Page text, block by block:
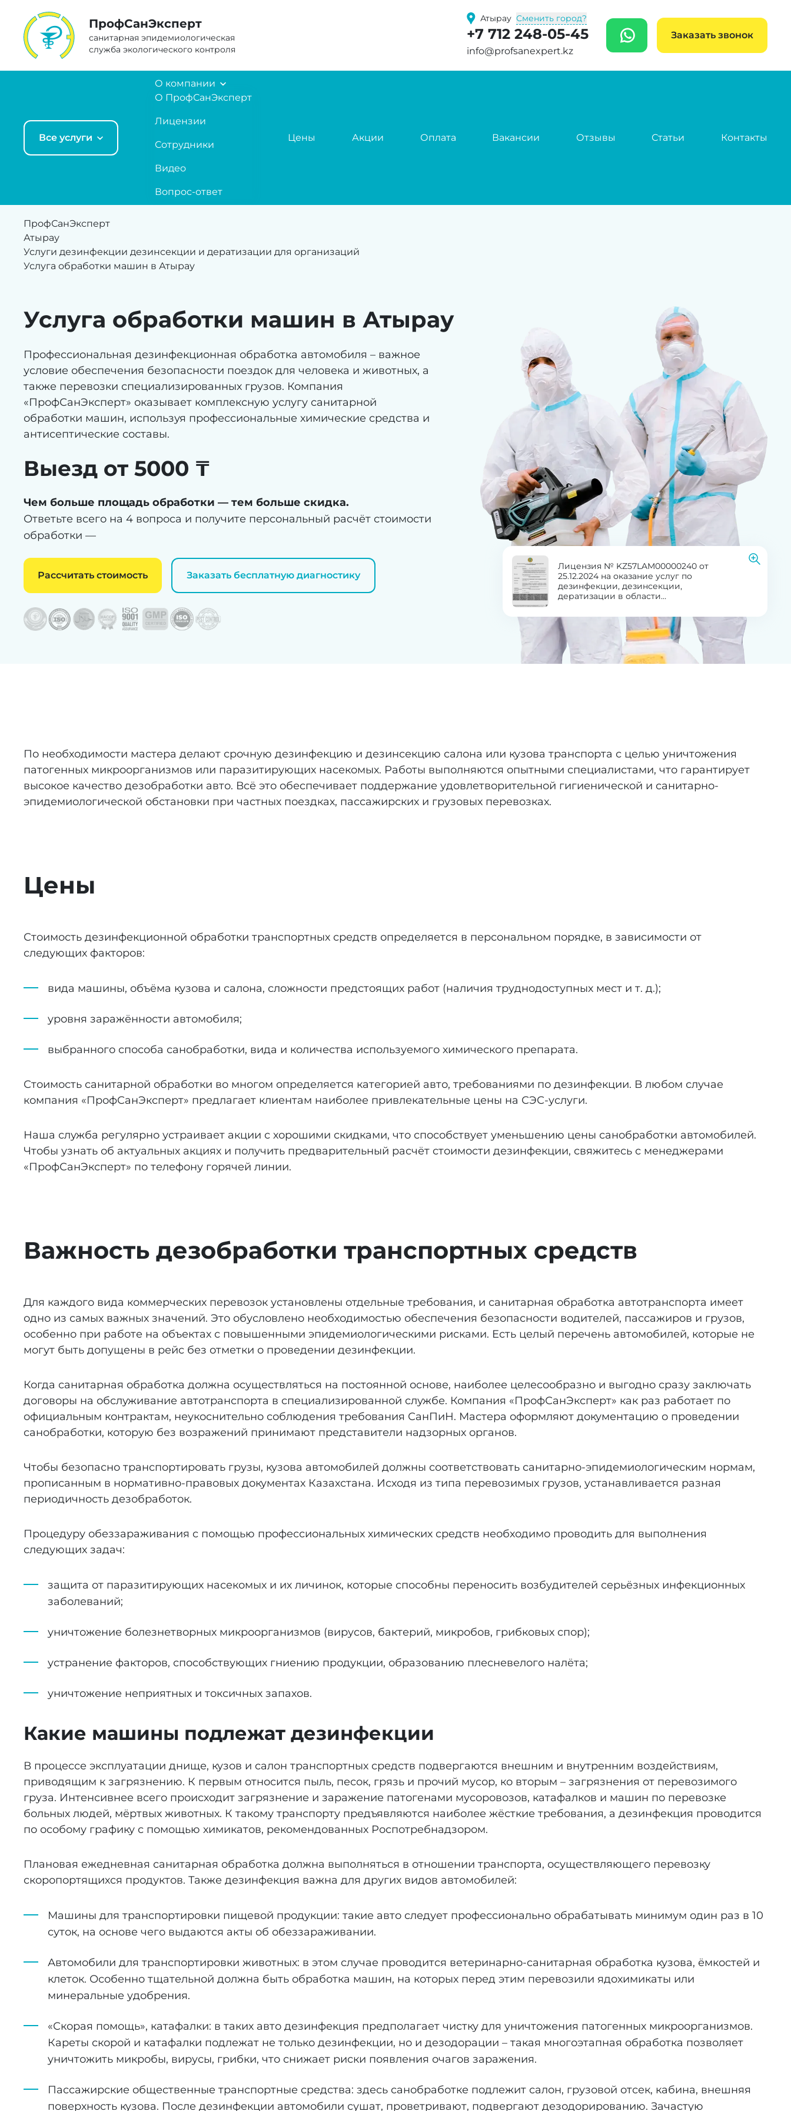
ПрофCанЭксперт
санитарная эпидемиологическая
служба экологического контроля
Атырау Сменить город?
+7 712 248-05-45
info@profsanexpert.kz
WhatsAppЗаказать звонок
Все услуги
О компании
О ПрофСанЭксперт
Лицензии
Сотрудники
Видео
Вопрос-ответ
Цены Акции Оплата Вакансии Отзывы Статьи Контакты
ПрофСанЭксперт
Атырау
Услуги дезинфекции дезинсекции и дератизации для организаций
Услуга обработки машин в Атырау
Услуга обработки машин в Атырау
Профессиональная дезинфекционная обработка автомобиля – важное
условие обеспечения безопасности поездок для человека и животных, а
также перевозки специализированных грузов. Компания
«ПрофСанЭксперт» оказывает комплексную услугу санитарной
обработки машин, используя профессиональные химические средства и
антисептические составы.
Выезд от 5000 ₸
Чем больше площадь обработки — тем больше скидка.
Ответьте всего на 4 вопроса и получите персональный расчёт стоимости
обработки —
Рассчитать стоимость Заказать бесплатную диагностику
Лицензия № KZ57LAM00000240 от
25.12.2024 на оказание услуг по
дезинфекции, дезинсекции,
дератизации в области
По необходимости мастера делают срочную дезинфекцию и дезинсекцию салона или кузова транспорта с целью уничтожения
патогенных микроорганизмов или паразитирующих насекомых. Работы выполняются опытными специалистами, что гарантирует
высокое качество дезобработки авто. Всё это обеспечивает поддержание удовлетворительной гигиенической и санитарно-
эпидемиологической обстановки при частных поездках, пассажирских и грузовых перевозках.
Цены
Стоимость дезинфекционной обработки транспортных средств определяется в персональном порядке, в зависимости от
следующих факторов:
вида машины, объёма кузова и салона, сложности предстоящих работ (наличия труднодоступных мест и т. д.);
уровня заражённости автомобиля;
выбранного способа санобработки, вида и количества используемого химического препарата.
Стоимость санитарной обработки во многом определяется категорией авто, требованиями по дезинфекции. В любом случае
компания «ПрофСанЭксперт» предлагает клиентам наиболее привлекательные цены на СЭС-услуги.
Наша служба регулярно устраивает акции с хорошими скидками, что способствует уменьшению цены санобработки автомобилей.
Чтобы узнать об актуальных акциях и получить предварительный расчёт стоимости дезинфекции, свяжитесь с менеджерами
«ПрофСанЭксперт» по телефону горячей линии.
Важность дезобработки транспортных средств
Для каждого вида коммерческих перевозок установлены отдельные требования, и санитарная обработка автотранспорта имеет
одно из самых важных значений. Это обусловлено необходимостью обеспечения безопасности водителей, пассажиров и грузов,
особенно при работе на объектах с повышенными эпидемиологическими рисками. Есть целый перечень автомобилей, которые не
могут быть допущены в рейс без отметки о проведении дезинфекции.
Когда санитарная обработка должна осуществляться на постоянной основе, наиболее целесообразно и выгодно сразу заключать
договоры на обслуживание автотранспорта в специализированной службе. Компания «ПрофСанЭксперт» как раз работает по
официальным контрактам, неукоснительно соблюдения требования СанПиН. Мастера оформляют документацию о проведении
санобработки, которую без возражений принимают представители надзорных органов.
Чтобы безопасно транспортировать грузы, кузова автомобилей должны соответствовать санитарно-эпидемиологическим нормам,
прописанным в нормативно-правовых документах Казахстана. Исходя из типа перевозимых грузов, устанавливается разная
периодичность дезобработок.
Процедуру обеззараживания с помощью профессиональных химических средств необходимо проводить для выполнения
следующих задач:
защита от паразитирующих насекомых и их личинок, которые способны переносить возбудителей серьёзных инфекционных
заболеваний;
уничтожение болезнетворных микроорганизмов (вирусов, бактерий, микробов, грибковых спор);
устранение факторов, способствующих гниению продукции, образованию плесневелого налёта;
уничтожение неприятных и токсичных запахов.
Какие машины подлежат дезинфекции
В процессе эксплуатации днище, кузов и салон транспортных средств подвергаются внешним и внутренним воздействиям,
приводящим к загрязнению. К первым относится пыль, песок, грязь и прочий мусор, ко вторым – загрязнения от перевозимого
груза. Интенсивнее всего происходит загрязнение и заражение патогенами мусоровозов, катафалков и машин по перевозке
больных людей, мёртвых животных. К такому транспорту предъявляются наиболее жёсткие требования, а дезинфекция проводится
по особому графику с помощью химикатов, рекомендованных Роспотребнадзором.
Плановая ежедневная санитарная обработка должна выполняться в отношении транспорта, осуществляющего перевозку
скоропортящихся продуктов. Также дезинфекция важна для других видов автомобилей:
Машины для транспортировки пищевой продукции: такие авто следует профессионально обрабатывать минимум один раз в 10
суток, на основе чего выдаются акты об обеззараживании.
Автомобили для транспортировки животных: в этом случае проводится ветеринарно-санитарная обработка кузова, ёмкостей и
клеток. Особенно тщательной должна быть обработка машин, на которых перед этим перевозили ядохимикаты или
минеральные удобрения.
«Скорая помощь», катафалки: в таких авто дезинфекция предполагает чистку для уничтожения патогенных микроорганизмов.
Кареты скорой и катафалки подлежат не только дезинфекции, но и дезодорации – такая многоэтапная обработка позволяет
уничтожить микробы, вирусы, грибки, что снижает риски появления очагов заражения.
Пассажирские общественные транспортные средства: здесь санобработке подлежит салон, грузовой отсек, кабина, внешняя
поверхность кузова. После дезинфекции автомобили сушат, проветривают, подвергают дезодорированию. Зачастую